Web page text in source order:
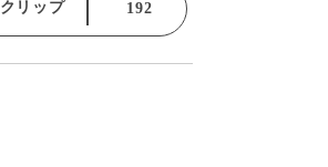
クリップ 192